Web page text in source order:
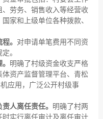
劳务、销售收入等经营收
家和上级单位各种拨款、
程。 对申请单笔费用不同资
。
。 明确了村级资金收支严格
资产监督管理平台、青松
应用，广泛公开村级事
责人离任责任。 明确了村两
实行离任审计及离任审计